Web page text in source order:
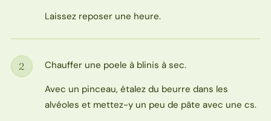
Laissez reposer une heure.
Étape
2
Chauffer une poele à blinis à sec.
Avec un pinceau, étalez du beurre dans les
alvéoles et mettez-y un peu de pâte avec une cs.